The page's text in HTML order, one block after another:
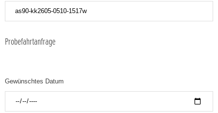
Probefahrtanfrage
Gewünschtes Datum